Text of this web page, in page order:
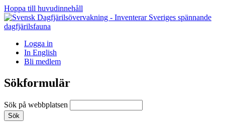
Hoppa till huvudinnehåll
Logga in
In English
Bli medlem
Sökformulär
Sök på webbplatsen